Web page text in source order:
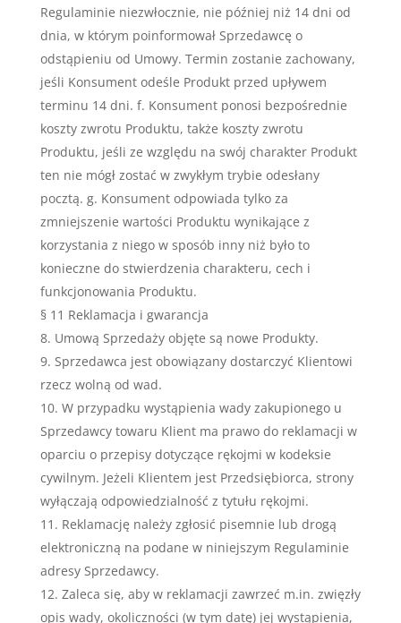
Regulaminie niezwłocznie, nie później niż 14 dni od
dnia, w którym poinformował Sprzedawcę o
odstąpieniu od Umowy. Termin zostanie zachowany,
jeśli Konsument odeśle Produkt przed upływem
terminu 14 dni. f. Konsument ponosi bezpośrednie
koszty zwrotu Produktu, także koszty zwrotu
Produktu, jeśli ze względu na swój charakter Produkt
ten nie mógł zostać w zwykłym trybie odesłany
pocztą. g. Konsument odpowiada tylko za
zmniejszenie wartości Produktu wynikające z
korzystania z niego w sposób inny niż było to
konieczne do stwierdzenia charakteru, cech i
funkcjonowania Produktu.
§ 11 Reklamacja i gwarancja
Umową Sprzedaży objęte są nowe Produkty.
Sprzedawca jest obowiązany dostarczyć Klientowi
rzecz wolną od wad.
W przypadku wystąpienia wady zakupionego u
Sprzedawcy towaru Klient ma prawo do reklamacji w
oparciu o przepisy dotyczące rękojmi w kodeksie
cywilnym. Jeżeli Klientem jest Przedsiębiorca, strony
wyłączają odpowiedzialność z tytułu rękojmi.
Reklamację należy zgłosić pisemnie lub drogą
elektroniczną na podane w niniejszym Regulaminie
adresy Sprzedawcy.
Zaleca się, aby w reklamacji zawrzeć m.in. zwięzły
opis wady, okoliczności (w tym datę) jej wystąpienia,